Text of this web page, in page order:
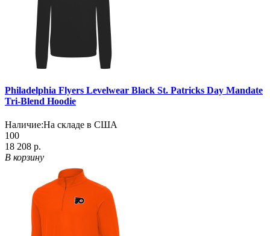
Philadelphia Flyers Levelwear Black St. Patricks Day Mandate
Tri-Blend Hoodie
Наличие:На складе в США
100
18 208 р.
В корзину